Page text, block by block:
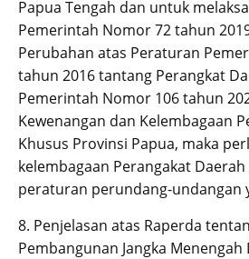
Papua Tengah dan untuk
Pemerintah Nomor 72 tahun
Perubahan atas Peraturan
tahun 2016 tantang Perangkat
Pemerintah Nomor 106 tahun
Kewenangan dan Kelembagaan
Khusus Provinsi Papua, maka
kelembagaan Perangakat
peraturan perundang-undangan
8. Penjelasan atas Raperda
Pembangunan Jangka